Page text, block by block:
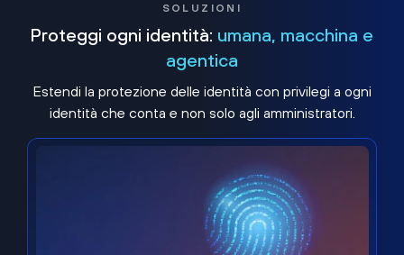
SOLUZIONI
Proteggi ogni identità: umana, macchina e
agentica
Estendi la protezione delle identità con privilegi a ogni
identità che conta e non solo agli amministratori.